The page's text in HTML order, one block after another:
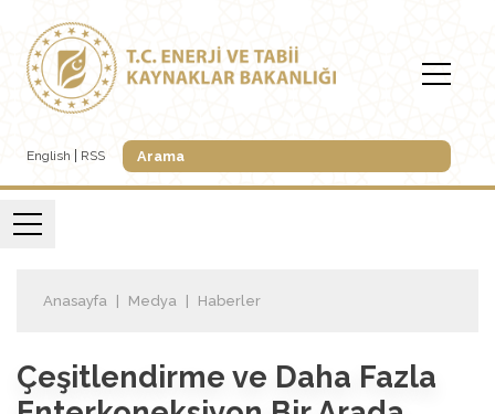
English RSS
Anasayfa Medya Haberler
Çeşitlendirme ve Daha Fazla